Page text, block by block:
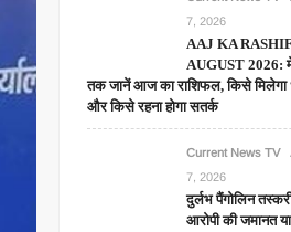
7, 2026
AAJ KA
AUGUST 2026:
तक जानें आज का राशिफल, किसे मिलेगा
और किसे रहना होगा सतर्क
Current News TV
7, 2026
दुर्लभ पैंगोलिन
आरोपी की जमानत